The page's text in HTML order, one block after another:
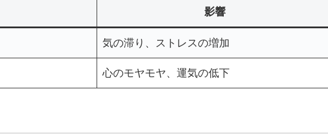
影響
気の滞り、ストレスの増加
心のモヤモヤ、運気の低下